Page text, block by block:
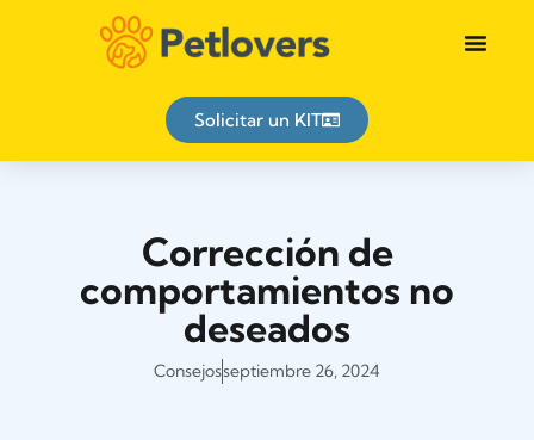
Solicitar un KIT
Corrección de
comportamientos no
deseados
Consejosseptiembre 26, 2024